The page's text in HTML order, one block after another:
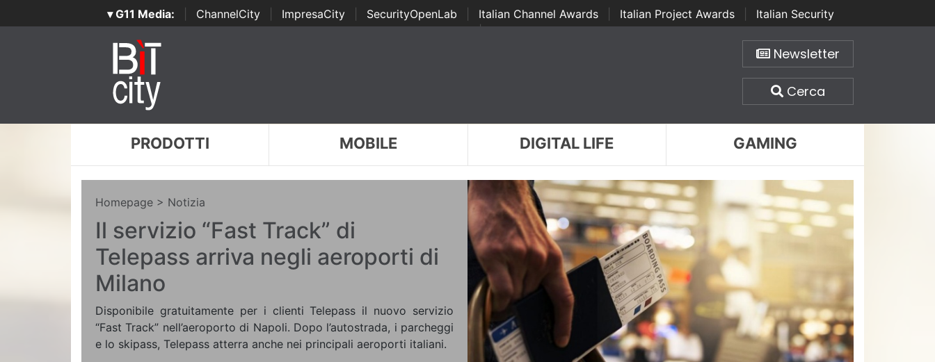
▾ G11 Media: ChannelCity ImpresaCity SecurityOpenLab Italian Channel Awards Italian Project Awards
Italian Security
Awards | ...
Newsletter
Cerca
PRODOTTI MOBILE DIGITAL LIFE GAMING
Homepage > Notizia
Il servizio “Fast Track” di
Telepass arriva negli aeroporti di
Milano
Disponibile gratuitamente per i clienti Telepass il nuovo servizio
“Fast Track” nell’aeroporto di Napoli. Dopo l’autostrada, i parcheggi
e lo skipass, Telepass atterra anche nei principali aeroporti italiani.